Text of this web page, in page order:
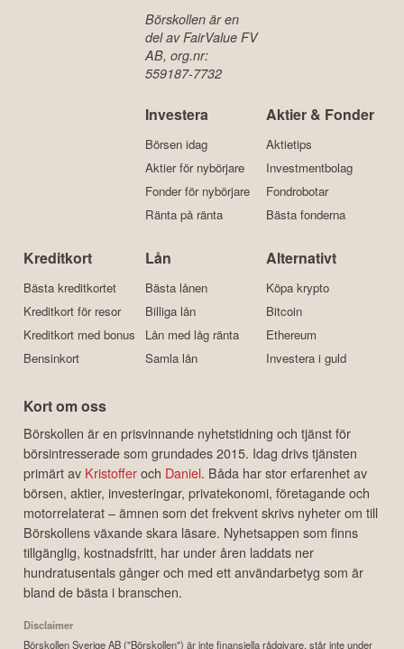
Börskollen är en
del av FairValue FV
AB, org.nr:
559187-7732
Investera
Börsen idag
Aktier för nybörjare
Fonder för nybörjare
Ränta på ränta
Aktier & Fonder
Aktietips
Investmentbolag
Fondrobotar
Bästa fonderna
Kreditkort
Bästa kreditkortet
Kreditkort för resor
Kreditkort med bonus
Bensinkort
Lån
Bästa lånen
Billiga lån
Lån med låg ränta
Samla lån
Alternativt
Köpa krypto
Bitcoin
Ethereum
Investera i guld
Kort om oss
Börskollen är en prisvinnande nyhetstidning och tjänst för
börsintresserade som grundades 2015. Idag drivs tjänsten
primärt av Kristofferoch Daniel. Båda har stor erfarenhet av
börsen, aktier, investeringar, privatekonomi, företagande och
motorrelaterat – ämnen som det frekvent skrivs nyheter om till
Börskollens växande skara läsare. Nyhetsappen som finns
tillgänglig, kostnadsfritt, har under åren laddats ner
hundratusentals gånger och med ett användarbetyg som är
bland de bästa i branschen.
Disclaimer
Börskollen Sverige AB ("Börskollen") är inte finansiella rådgivare, står inte under